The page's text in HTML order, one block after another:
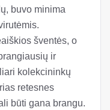
buvo minima
šventės, o
ir
kolekcininkų
retesnes
būti gana brangu.